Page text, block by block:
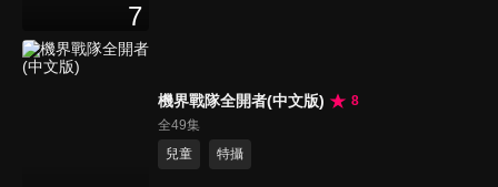
7
機界戰隊全開者(中文版)
8
全49集
兒童
特攝